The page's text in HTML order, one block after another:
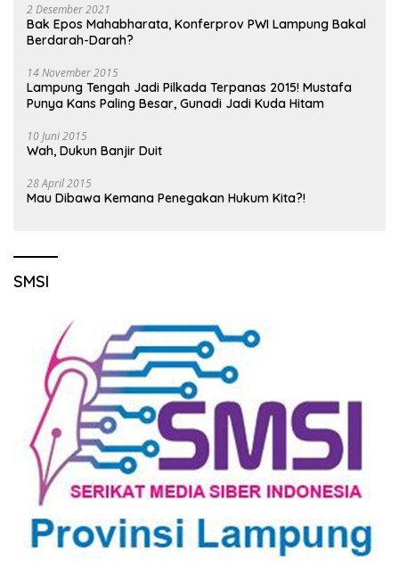
2 Desember 2021
Bak Epos Mahabharata, Konferprov PWI Lampung Bakal
Berdarah-Darah?
14 November 2015
Lampung Tengah Jadi Pilkada Terpanas 2015! Mustafa
Punya Kans Paling Besar, Gunadi Jadi Kuda Hitam
10 Juni 2015
Wah, Dukun Banjir Duit
28 April 2015
Mau Dibawa Kemana Penegakan Hukum Kita?!
SMSI